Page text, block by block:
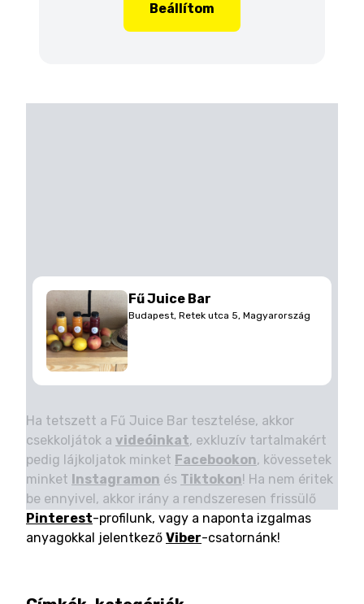
Beállítom
Fű Juice Bar
Budapest, Retek utca 5, Magyarország
Ha tetszett a Fű Juice Bar tesztelése, akkor
csekkoljátok a videóinkat, exkluzív tartalmakért
pedig lájkoljatok minket Facebookon, kövessetek
minket Instagramon és Tiktokon! Ha nem éritek
be ennyivel, akkor irány a rendszeresen frissülő
Pinterest-profilunk, vagy a naponta izgalmas
anyagokkal jelentkező Viber-csatornánk!